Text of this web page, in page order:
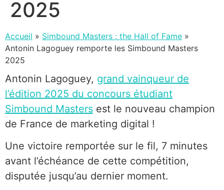
2025
Accueil » Simbound Masters : the Hall of Fame »
Antonin Lagoguey remporte les Simbound Masters
2025
Antonin Lagoguey, grand vainqueur de
l’édition 2025 du concours étudiant
Simbound Masters est le nouveau champion
de France de marketing digital !
Une victoire remportée sur le fil, 7 minutes
avant l’échéance de cette compétition,
disputée jusqu’au dernier moment.